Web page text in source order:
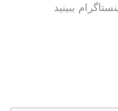
ببینید